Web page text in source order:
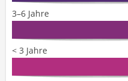
3–6 Jahre
< 3 Jahre